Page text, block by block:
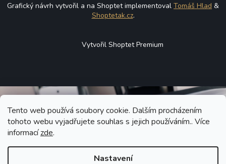
Tento web používá soubory cookie. Dalším procházením
tohoto webu vyjadřujete souhlas s jejich používáním.. Více
informacízde.
Nastavení
Grafický návrh vytvořil a na Shoptet implementoval Tomáš Hlad &
Shoptetak.cz.
Vytvořil Shoptet Premium